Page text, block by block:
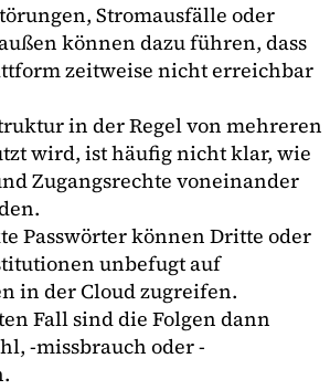
Stromausfälle oder
können dazu führen, dass
zeitweise nicht erreichbar
in der Regel von mehreren
wird, ist häufig nicht klar, wie
Zugangsrechte voneinander
Passwörter können Dritte oder
unbefugt auf
in der Cloud zugreifen.
Fall sind die Folgen dann
-missbrauch oder -